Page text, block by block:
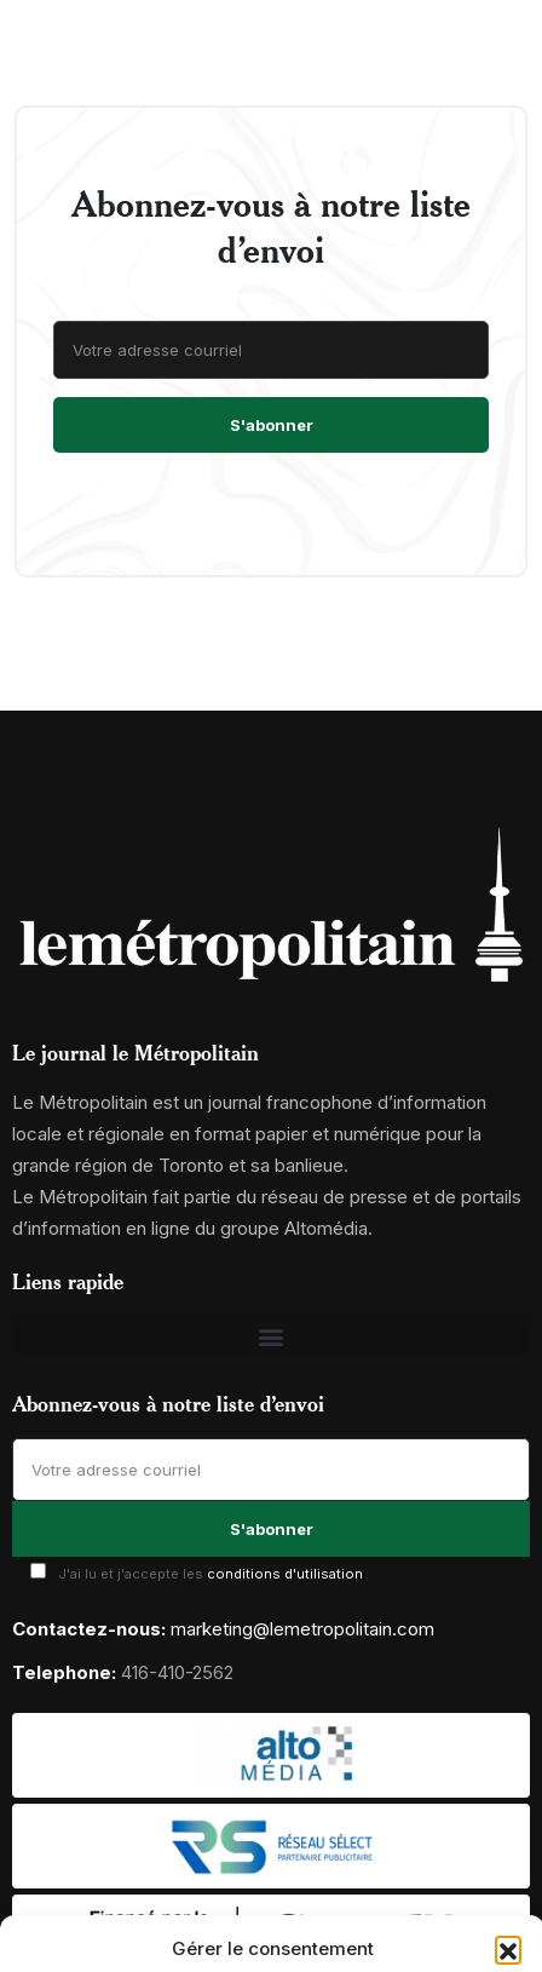
Gérer le consentement
Abonnez-vous à notre liste
d’envoi
Le journal le Métropolitain
Le Métropolitain est un journal francophone d’information
locale et régionale en format papier et numérique pour la
grande région de Toronto et sa banlieue.
Le Métropolitain fait partie du réseau de presse et de portails
d’information en ligne du groupe Altomédia.
Liens rapide
Abonnez-vous à notre liste d’envoi
J'ai lu et j'accepte les conditions d'utilisation
Contactez-nous: marketing@lemetropolitain.com
Telephone: 416-410-2562